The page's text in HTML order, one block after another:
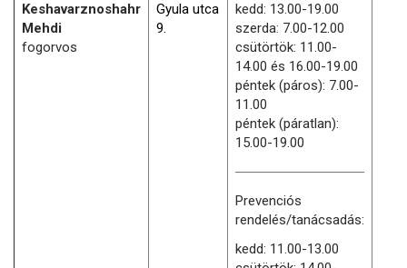
Keshavarznoshahr
Mehdi
fogorvos
Gyula utca
9.
kedd: 13.00-19.00
szerda: 7.00-12.00
csütörtök: 11.00-
14.00 és 16.00-19.00
péntek (páros): 7.00-
11.00
péntek (páratlan):
15.00-19.00
Prevenciós
rendelés/tanácsadás:
kedd: 11.00-13.00